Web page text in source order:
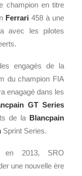
champion en titre
Ferrari 458 à une
avec les pilotes
engagés de la
du champion FIA
enagagé dans les
GT Series
de la Blancpain
Sprint Series.
en 2013, SRO
une nouvelle ère